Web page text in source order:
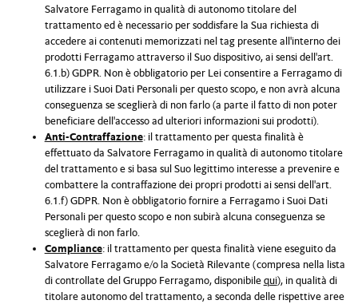
Salvatore Ferragamo in qualità di autonomo titolare del
trattamento ed è necessario per soddisfare la Sua richiesta di
accedere ai contenuti memorizzati nel tag presente all'interno dei
prodotti Ferragamo attraverso il Suo dispositivo, ai sensi dell'art.
6.1.b) GDPR. Non è obbligatorio per Lei consentire a Ferragamo di
utilizzare i Suoi Dati Personali per questo scopo, e non avrà alcuna
conseguenza se sceglierà di non farlo (a parte il fatto di non poter
beneficiare dell'accesso ad ulteriori informazioni sui prodotti).
Anti-Contraffazione: il trattamento per questa finalità è
effettuato da Salvatore Ferragamo in qualità di autonomo titolare
del trattamento e si basa sul Suo legittimo interesse a prevenire e
combattere la contraffazione dei propri prodotti ai sensi dell'art.
6.1.f) GDPR. Non è obbligatorio fornire a Ferragamo i Suoi Dati
Personali per questo scopo e non subirà alcuna conseguenza se
sceglierà di non farlo.
Compliance: il trattamento per questa finalità viene eseguito da
Salvatore Ferragamo e/o la Società Rilevante (compresa nella lista
di controllate del Gruppo Ferragamo, disponibilequi), in qualità di
titolare autonomo del trattamento, a seconda delle rispettive aree